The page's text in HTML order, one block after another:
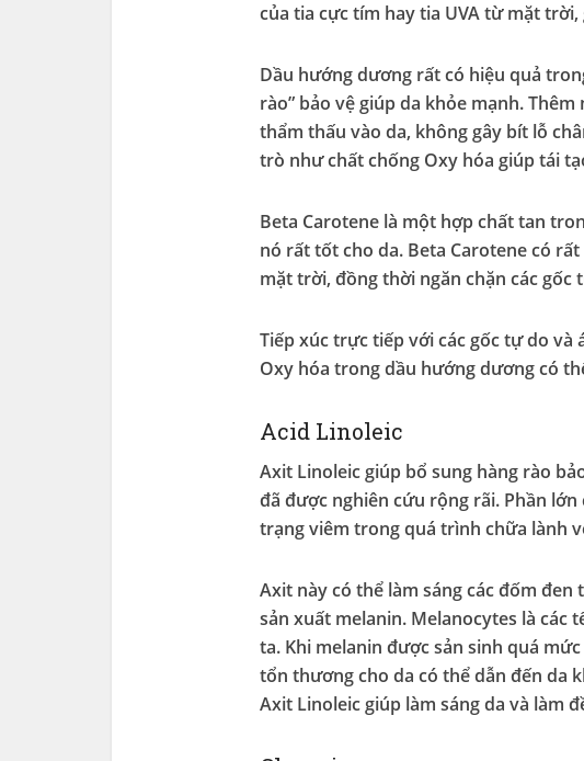
của tia cực tím hay tia UVA từ mặt
Dầu hướng dương rất có hiệu quả
rào” bảo vệ giúp da khỏe mạnh.
thẩm thấu vào da, không gây bít lỗ
trò như chất chống Oxy hóa giúp tái
Beta Carotene là một hợp chất tan
nó rất tốt cho da. Beta Carotene có
mặt trời, đồng thời ngăn chặn các gốc
Tiếp xúc trực tiếp với các gốc tự do và
Oxy hóa trong dầu hướng dương có
Acid Linoleic
Axit Linoleic giúp bổ sung hàng rào
đã được nghiên cứu rộng rãi. Phần
trạng viêm trong quá trình chữa lành
Axit này có thể làm sáng các đốm
sản xuất melanin. Melanocytes là các
ta. Khi melanin được sản sinh quá
tổn thương cho da có thể dẫn đến da
Axit Linoleic giúp làm sáng da và làm